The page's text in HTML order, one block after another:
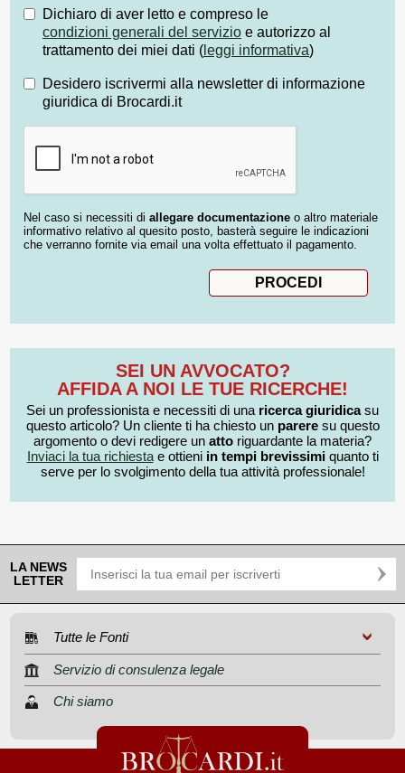
Dichiaro di aver letto e compreso le
condizioni generali del servizio e autorizzo al
trattamento dei miei dati ( leggi informativa)
Desidero iscrivermi alla newsletter di informazione
giuridica di Brocardi.it
Nel caso si necessiti di allegare documentazione o altro materiale
informativo relativo al quesito posto, basterà seguire le indicazioni
che verranno fornite via email una volta effettuato il pagamento.
SEI UN AVVOCATO?
AFFIDA A NOI LE TUE RICERCHE!
Sei un professionista e necessiti di una ricerca giuridicasu
questo articolo? Un cliente ti ha chiesto un pareresu questo
argomento o devi redigere un atto riguardante la materia?
Inviaci la tua richiestae ottieni in tempi brevissimiquanto ti
serve per lo svolgimento della tua attività professionale!
LA NEWS
LETTER
Tutte le Fonti
Servizio di consulenza legale
Chi siamo